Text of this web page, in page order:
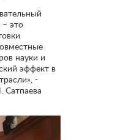
это
науки и
эффект в
-